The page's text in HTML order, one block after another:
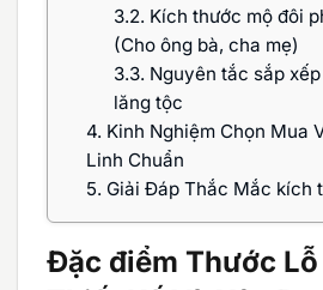
3.2. Kích thước mộ đôi
(Cho ông bà, cha mẹ)
3.3. Nguyên tắc sắp
lăng tộc
4. Kinh Nghiệm Chọn Mua
Linh Chuẩn
5. Giải Đáp Thắc Mắc kích
Đặc điểm Thước Lỗ